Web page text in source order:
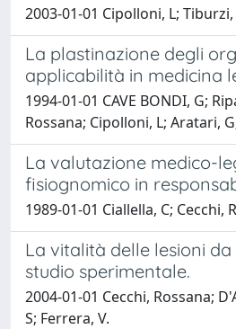
2003-01-01 Cipolloni, L;
La plastinazione degli
applicabilità in medicina
1994-01-01 CAVE BONDI, G;
Rossana; Cipolloni, L; Aratari,
La valutazione medico-
fisiognomico in
1989-01-01 Ciallella, C; Cecchi,
La vitalità delle lesioni
studio sperimentale.
2004-01-01 Cecchi, Rossana;
S; Ferrera, V.